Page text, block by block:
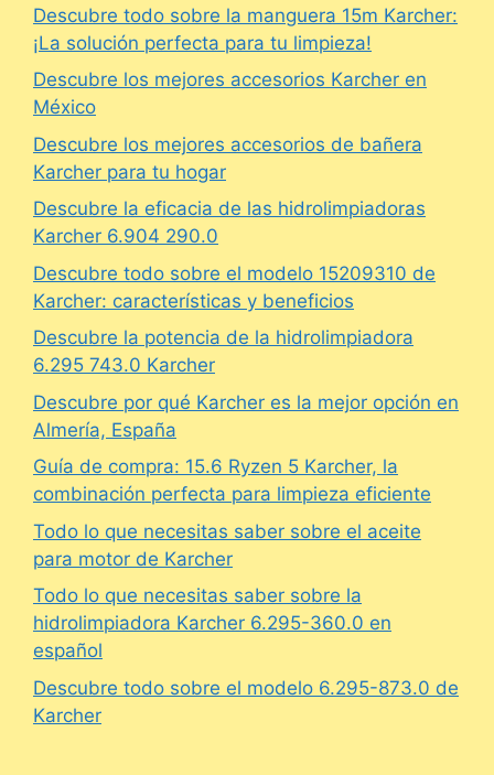
Descubre todo sobre la manguera 15m Karcher:
¡La solución perfecta para tu limpieza!
Descubre los mejores accesorios Karcher en
México
Descubre los mejores accesorios de bañera
Karcher para tu hogar
Descubre la eficacia de las hidrolimpiadoras
Karcher 6.904 290.0
Descubre todo sobre el modelo 15209310 de
Karcher: características y beneficios
Descubre la potencia de la hidrolimpiadora
6.295 743.0 Karcher
Descubre por qué Karcher es la mejor opción en
Almería, España
Guía de compra: 15.6 Ryzen 5 Karcher, la
combinación perfecta para limpieza eficiente
Todo lo que necesitas saber sobre el aceite
para motor de Karcher
Todo lo que necesitas saber sobre la
hidrolimpiadora Karcher 6.295-360.0 en
español
Descubre todo sobre el modelo 6.295-873.0 de
Karcher